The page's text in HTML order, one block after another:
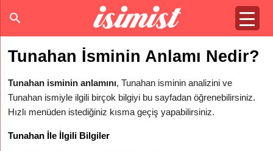
Tunahan İsminin Anlamı Nedir?
Tunahan isminin anlamını, Tunahan isminin analizini ve
Tunahan ismiyle ilgili birçok bilgiyi bu sayfadan öğrenebilirsiniz.
Hızlı menüden istediğiniz kısma geçiş yapabilirsiniz.
Tunahan İle İlgili Bilgiler